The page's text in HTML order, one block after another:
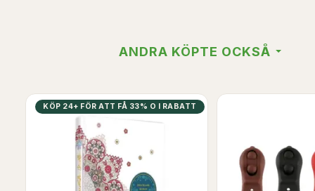
ANDRA KÖPTE OCKSÅ
KÖP 24+ FÖR ATT FÅ 33% O I RABATT